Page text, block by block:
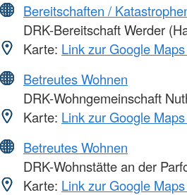
Bereitschaften /
DRK-Bereitschaft Werder
Karte: Link zur Google
Betreutes Wohnen
DRK-Wohngemeinschaft
Karte: Link zur Google
Betreutes Wohnen
DRK-Wohnstätte an der
Karte: Link zur Google